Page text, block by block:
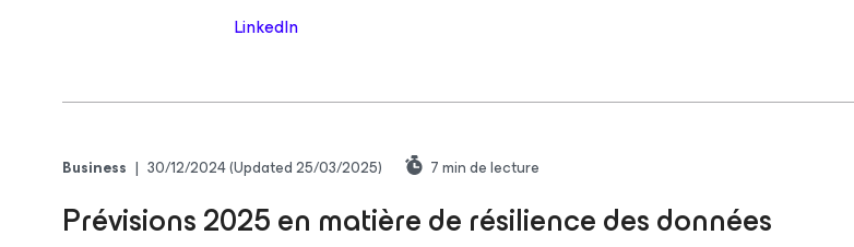
LinkedIn
Business | 30/12/2024(Updated 25/03/2025) 7min de lecture
Prévisions 2025 en matière de résilience des données